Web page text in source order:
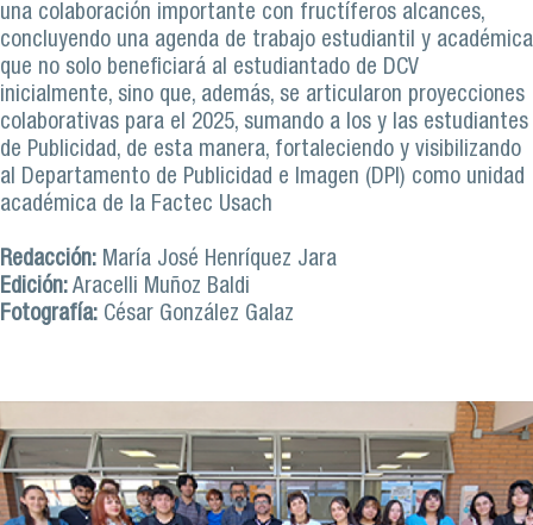
una colaboración importante con fructíferos alcances,
concluyendo una agenda de trabajo estudiantil y académica
que no solo beneficiará al estudiantado de DCV
inicialmente, sino que, además, se articularon proyecciones
colaborativas para el 2025, sumando a los y las estudiantes
de Publicidad, de esta manera, fortaleciendo y visibilizando
al Departamento de Publicidad e Imagen (DPI) como unidad
académica de la Factec Usach
Redacción: María José Henríquez Jara
Edición: Aracelli Muñoz Baldi
Fotografía: César González Galaz